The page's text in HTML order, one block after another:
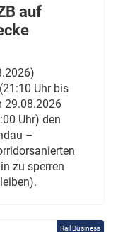
auf
Uhr bis
29.08.2026
Uhr) den
–
zu sperren
Rail Business